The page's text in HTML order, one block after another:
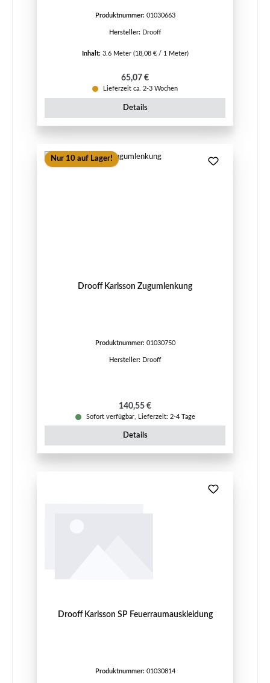
Produktnummer: 01030663
Hersteller: Drooff
Inhalt: 3.6 Meter (18,08 € / 1 Meter)
Regulärer Preis:
65,07 €
Lieferzeit ca. 2-3 Wochen
Details
Nur 10 auf Lager!
Drooff Karlsson Zugumlenkung
Produktnummer: 01030750
Hersteller: Drooff
Regulärer Preis:
140,55 €
Sofort verfügbar, Lieferzeit: 2-4 Tage
Details
Drooff Karlsson SP Feuerraumauskleidung
Produktnummer: 01030814